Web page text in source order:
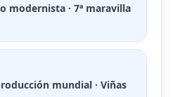
modernista · 7ª maravilla
mundial · Viñas